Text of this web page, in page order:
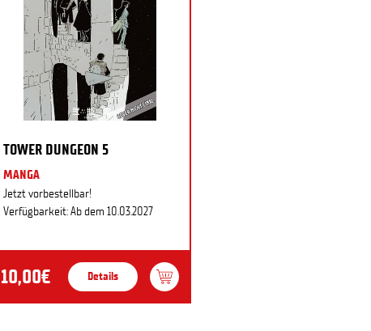
TOWER DUNGEON 5
MANGA
Jetzt vorbestellbar!
Verfügbarkeit: Ab dem 10.03.2027
10,00€ Details